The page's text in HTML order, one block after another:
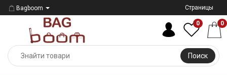
Bagboom Страницы
Поиск
0 0